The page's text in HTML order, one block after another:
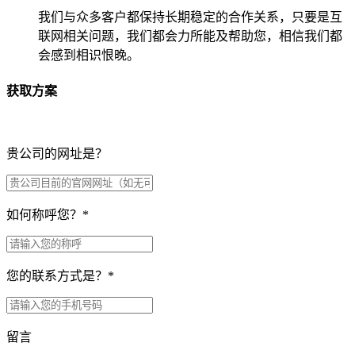
我们与众多客户都保持长期稳定的合作关系，只要是互
联网相关问题，我们都会力所能及帮助您，相信我们都
会感到相识恨晚。
获取方案
贵公司的网址是？
如何称呼您？ *
您的联系方式是？ *
留言